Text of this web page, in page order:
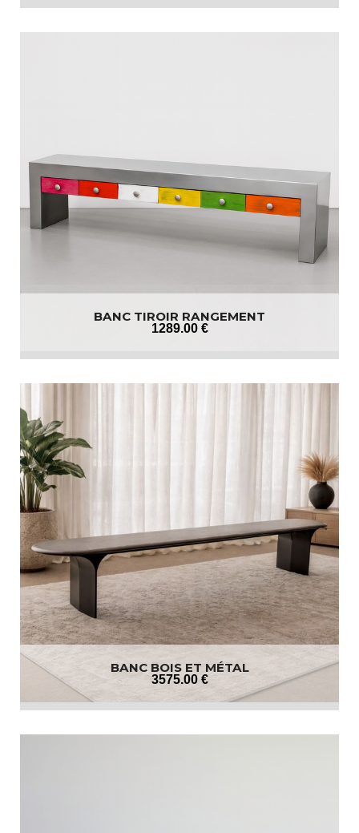
BANC TIROIR RANGEMENT
1289.00 €
BANC BOIS ET MÉTAL
3575.00 €